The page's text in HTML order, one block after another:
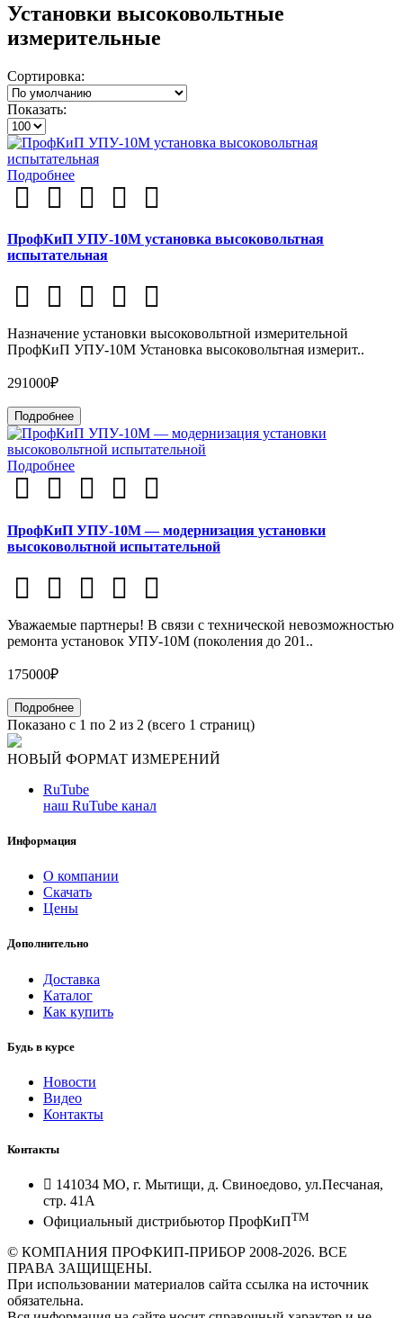
Установки высоковольтные
измерительные
Сортировка:
Показать:
Подробнее
ПрофКиП УПУ-10М установка высоковольтная
испытательная
Назначение установки высоковольтной измерительной
ПрофКиП УПУ-10М Установка высоковольтная измерит..
291000₽
Подробнее
Подробнее
ПрофКиП УПУ-10М — модернизация установки
высоковольтной испытательной
Уважаемые партнеры! В связи с технической невозможностью
ремонта установок УПУ-10М (поколения до 201..
175000₽
Подробнее
Показано с 1 по 2 из 2 (всего 1 страниц)
НОВЫЙ ФОРМАТ ИЗМЕРЕНИЙ
RuTube
наш RuTube канал
Информация
О компании
Скачать
Цены
Дополнительно
Доставка
Каталог
Как купить
Будь в курсе
Новости
Видео
Контакты
Контакты
141034 МО, г. Мытищи, д. Свиноедово, ул.Песчаная,
стр. 41А
Официальный дистрибьютор ПрофКиПTM
© КОМПАНИЯ ПРОФКИП-ПРИБОР 2008-2026. ВСЕ
ПРАВА ЗАЩИЩЕНЫ.
При использовании материалов сайта ссылка на источник
обязательна.